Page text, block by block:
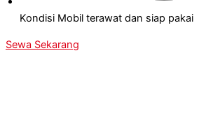
Kondisi Mobil terawat dan siap pakai
Sewa Sekarang